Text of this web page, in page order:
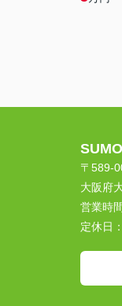
〒589-
大阪府
営業時
定休日：